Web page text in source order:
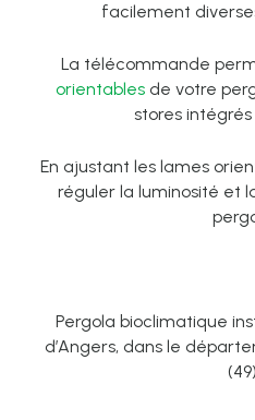
facilement
La télécommande
orientables de votre
stores
En ajustant les lames
réguler la luminosité et
Pergola bioclimatique
d’Angers, dans le